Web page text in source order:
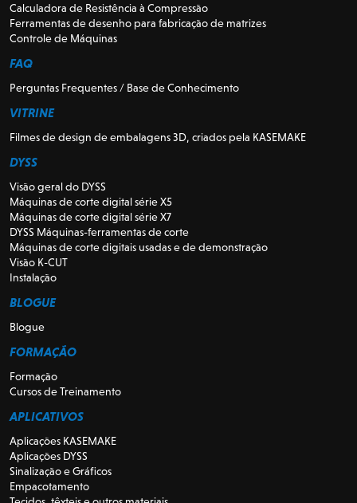
Calculadora de Resistência à Compressão
Ferramentas de desenho para fabricação de matrizes
Controle de Máquinas
FAQ
Perguntas Frequentes / Base de Conhecimento
VITRINE
Filmes de design de embalagens 3D, criados pela KASEMAKE
DYSS
Visão geral do DYSS
Máquinas de corte digital série X5
Máquinas de corte digital série X7
DYSS Máquinas-ferramentas de corte
Máquinas de corte digitais usadas e de demonstração
Visão K-CUT
Instalação
BLOGUE
Blogue
FORMAÇÃO
Formação
Cursos de Treinamento
APLICATIVOS
Aplicações KASEMAKE
Aplicações DYSS
Sinalização e Gráficos
Empacotamento